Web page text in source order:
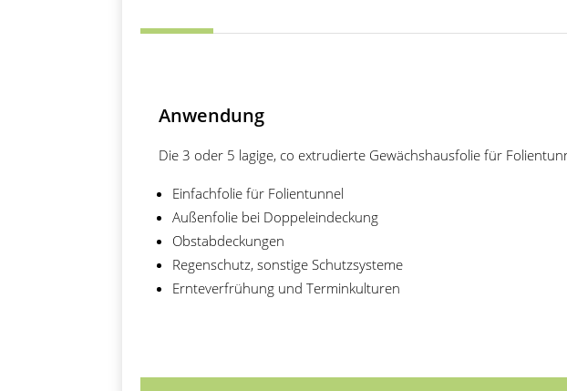
Anwendung
Die 3 oder 5 lagige, co extrudierte Gewächshausfolie für
Einfachfolie für Folientunnel
Außenfolie bei Doppeleindeckung
Obstabdeckungen
Regenschutz, sonstige Schutzsysteme
Ernteverfrühung und Terminkulturen